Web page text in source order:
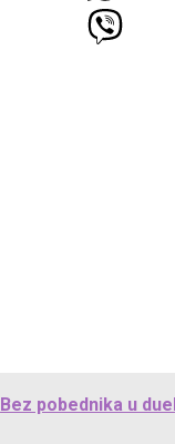
Bez pobednika u